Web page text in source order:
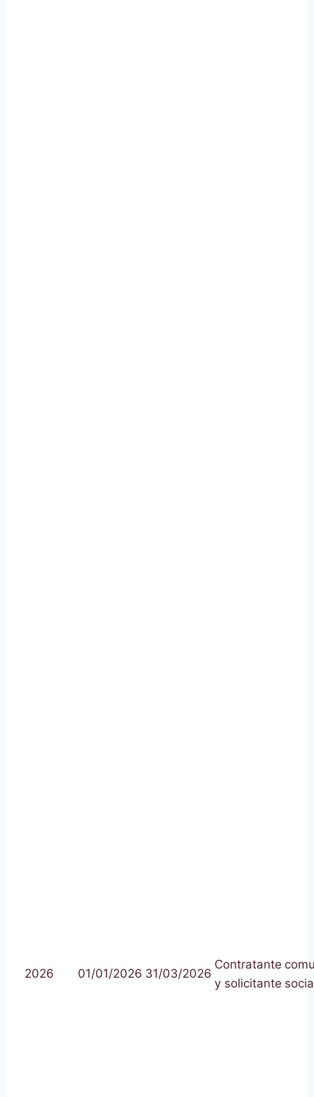
2026 01/01/2026 31/03/2026
Contratante
y solicitante